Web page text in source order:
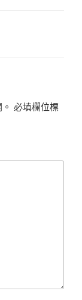
必填欄位標